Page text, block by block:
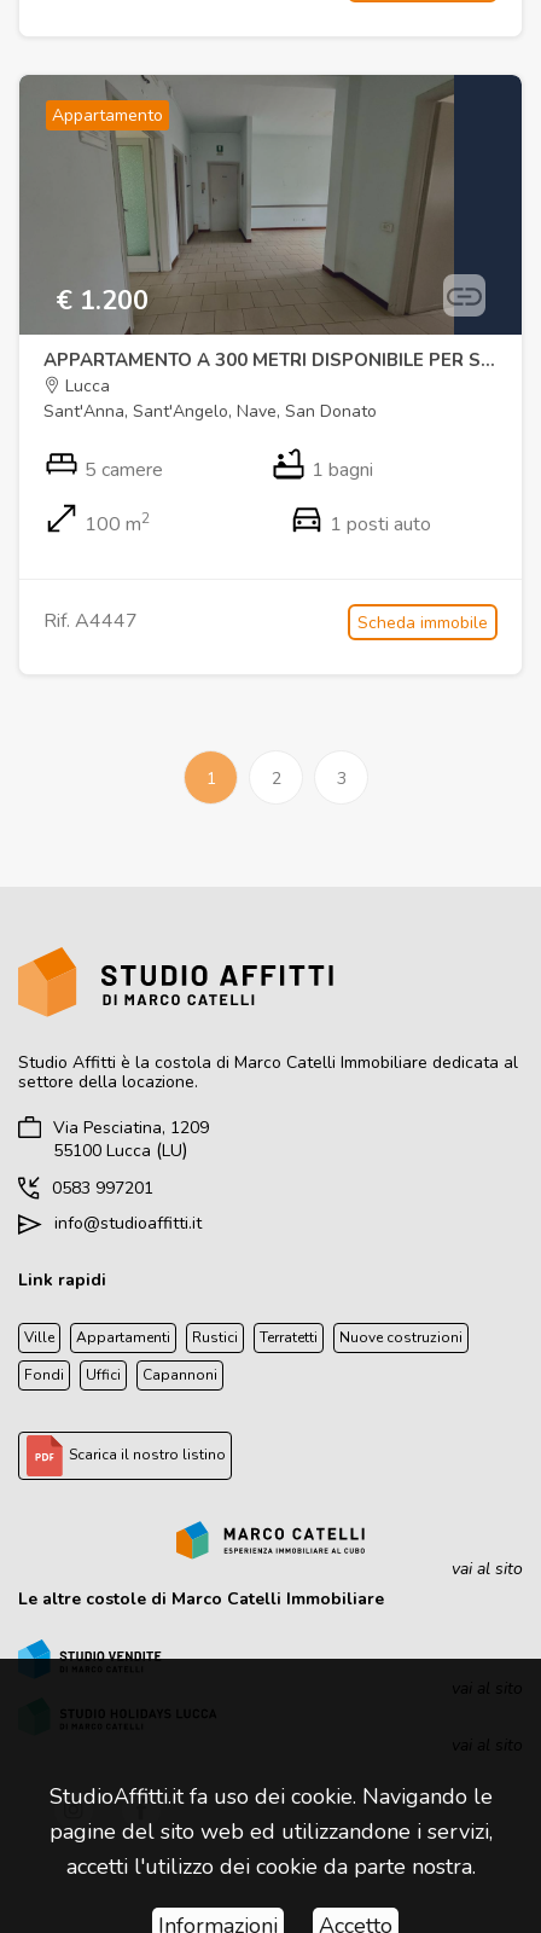
Appartamento
€ 1.200
APPARTAMENTO A 300 METRI DISPONIBILE PER STRUTTURE RICETTIVE
Lucca
Sant'Anna, Sant'Angelo, Nave, San Donato
5 camere 1 bagni
100 m2 1 posti auto
Rif. A4447 Scheda immobile
1 2 3
StudioAffitti.it fa uso dei cookie. Navigando le
pagine del sito web ed utilizzandone i servizi,
accetti l'utilizzo dei cookie da parte nostra.
Informazioni Accetto
Studio Affitti è la costola di Marco Catelli Immobiliare dedicata al
settore della locazione.
Via Pesciatina, 1209
55100 Lucca (LU)
0583 997201
info@studioaffitti.it
Link rapidi
Ville Appartamenti Rustici Terratetti
Nuove costruzioni
Fondi
Uffici Capannoni
Scarica il nostro listino
vai al sito
Le altre costole di Marco Catelli Immobiliare